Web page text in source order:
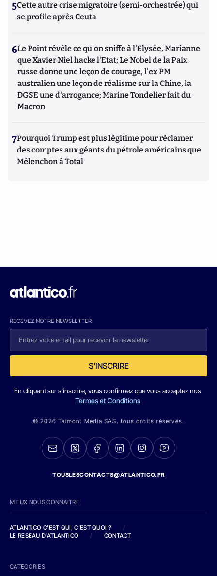
5Cette autre crise migratoire (semi-orchestrée) qui
se profile après Ceuta
6Le Point révèle ce qu'on sniffe à l'Elysée, Marianne
que Xavier Niel hacke l'Etat; Le Nobel de la Paix
russe donne une leçon de courage, l'ex PM
australien une leçon de réalisme sur la Chine, la
DGSE une d'arrogance; Marine Tondelier fait du
Macron
7Pourquoi Trump est plus légitime pour réclamer
des comptes aux géants du pétrole américains que
Mélenchon à Total
RECEVEZ NOTRE NEWSLETTER
S'INSCRIRE
En cliquant sur s'inscrire, vous confirmez que vous acceptez nos
Termes et Conditions
© 2026 Talmont Media SAS. tous droits réservés.
TOUSLESCONTACTS@ATLANTICO.FR
MIEUX NOUS CONNAITRE
ATLANTICO C'EST QUI, C'EST QUOI ?
/
LE RESEAU D'ATLANTICO
/ CONTACT
CATEGORIES